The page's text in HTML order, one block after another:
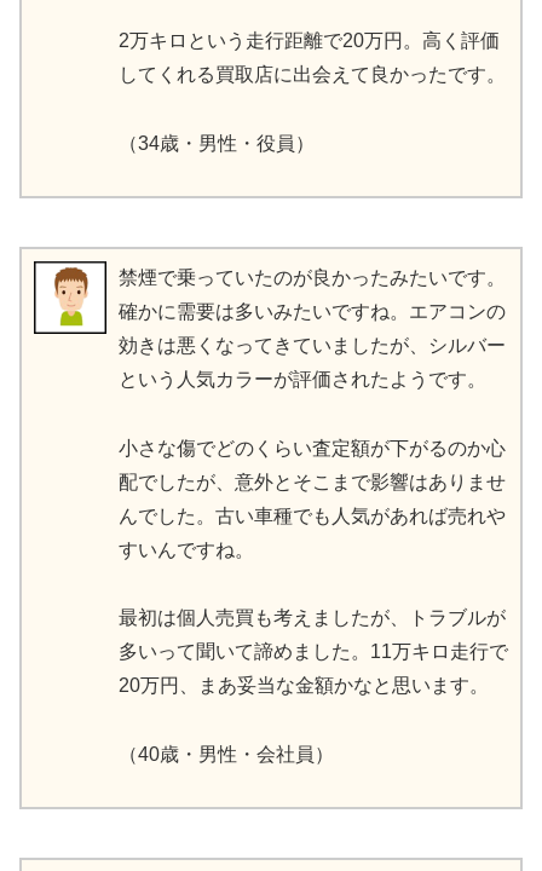
2万キロという走行距離で20万円。高く評価
してくれる買取店に出会えて良かったです。
（34歳・男性・役員）
禁煙で乗っていたのが良かったみたいです。
確かに需要は多いみたいですね。エアコンの
効きは悪くなってきていましたが、シルバー
という人気カラーが評価されたようです。
小さな傷でどのくらい査定額が下がるのか心
配でしたが、意外とそこまで影響はありませ
んでした。古い車種でも人気があれば売れや
すいんですね。
最初は個人売買も考えましたが、トラブルが
多いって聞いて諦めました。11万キロ走行で
20万円、まあ妥当な金額かなと思います。
（40歳・男性・会社員）